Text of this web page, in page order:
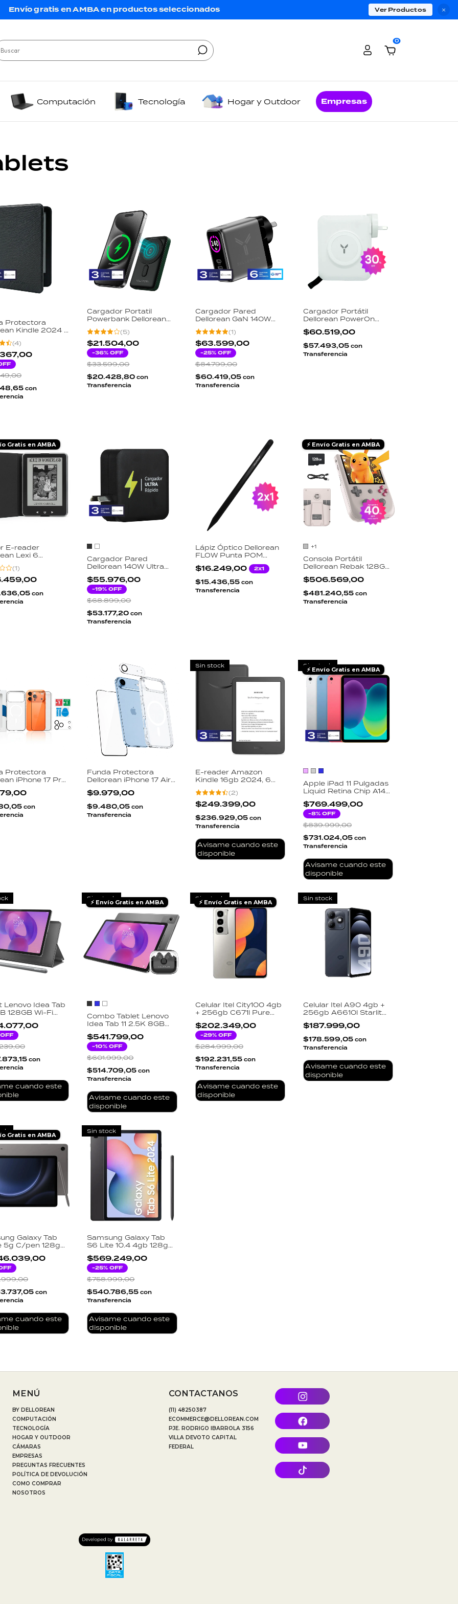
×
Envío gratis en AMBA en productos seleccionados Ver Productos
0
Computación Tecnología Hogar y Outdoor Empresas
Protectora
Kindle 2024 11
6 Pulgadas
Case Magnetica
Diseño
(4)
con
Cargador Portatil
Powerbank Dellorean
PowerOn 10000mAh
20W PD Magsafe
Carga Inalambrica Reloj
Display Digital USB-C
(5)
$21.504,00
-36% OFF
$33.599,00
$20.428,80con
Transferencia
Cargador Pared
Dellorean GaN 140W
Display LCD Macbook
Pro Notebook Gaming
3 Salidas USB-C USB-A
(1)
$63.599,00
-25% OFF
$84.799,00
$60.419,05 con
Transferencia
Cargador Portátil
Dellorean PowerOn
Travel 15000mAh 65W
4 en 1 Magsafe Enchufe
Rebatible Carga
Notebook USB-C
$60.519,00
$57.493,05 con
Transferencia
Gratis en AMBA
E-reader
Lexi 6
32GB
8.1 Pantalla
Luz Ajustable
Negro
(1)
con
Cargador Pared
Dellorean 140W Ultra
Rápido 4 Salidas USB-C
USB Macbook iPhone
Notebook
$55.976,00
-19% OFF
$68.899,00
$53.177,20con
Transferencia
Lápiz Óptico Dellorean
FLOW Punta POM
1.5mm Recargable
Universal Tablet
Smartphone iPhone
iPad
$16.249,00 2x1
$15.436,55 con
Transferencia
⚡ Envío Gratis en AMBA
+1
Consola Portátil
Dellorean Rebak 128GB
Android 12 Pantalla IPS
4 Pulgadas Unisoc T618
4GB RAM 5500mAh
$506.569,00
$481.240,55 con
Transferencia
Protectora
iPhone 17 Pro
1
Magsafe
Templado HD
de Camara
con
Funda Protectora
Dellorean iPhone 17 Air
3 en 1 Transparente
Magsafe Pro Antigolpes
Vidrio Templado HD y
Protector de Camara
$9.979,00
$9.480,05con
Transferencia
Sin stock
E-reader Amazon
Kindle 16gb 2024, 6
Pulgadas
(2)
$249.399,00
$236.929,05 con
Transferencia
Avisame cuando este
disponible
Sin stock
⚡ Envío Gratis en AMBA
Apple iPad 11 Pulgadas
Liquid Retina Chip A14
Bionic WiFi 128GB
Plateado Rosa Celeste
$769.499,00
-8% OFF
$839.999,00
$731.024,05 con
Transferencia
Avisame cuando este
disponible
Lenovo Idea Tab
128GB Wi-Fi
6300
Luna Grey
con
cuando este
Sin stock
⚡ Envío Gratis en AMBA
Combo Tablet Lenovo
Idea Tab 11 2.5K 8GB
128GB Lápiz +
Auriculares
Inalámbricos D-L01
$541.799,00
-10% OFF
$601.999,00
$514.709,05con
Transferencia
Avisame cuando este
disponible
Sin stock
⚡ Envío Gratis en AMBA
Celular Itel City100 4gb
+ 256gb C671l Pure
Titanium
$202.349,00
-29% OFF
$284.999,00
$192.231,55 con
Transferencia
Avisame cuando este
disponible
Sin stock
Celular Itel A90 4gb +
256gb A6610l Starlit
Black
$187.999,00
$178.599,05 con
Transferencia
Avisame cuando este
disponible
Gratis en AMBA
Galaxy Tab
5g C/pen 128gb
Sm-x518u
con
cuando este
Sin stock
Samsung Galaxy Tab
S6 Lite 10.4 4gb 128gb
Gris Oscuro C/pen
$569.249,00
-25% OFF
$758.999,00
$540.786,55con
Transferencia
Avisame cuando este
disponible
CONTACTANOS
(11) 48250387
ECOMMERCE@DELLOREAN.COM
PJE. RODRIGO IBARROLA 3156
VILLA DEVOTO CAPITAL
FEDERAL
MENÚ
BY DELLOREAN
COMPUTACIÓN
TECNOLOGÍA
HOGAR Y OUTDOOR
CÁMARAS
EMPRESAS
PREGUNTAS FRECUENTES
POLÍTICA DE DEVOLUCIÓN
COMO COMPRAR
NOSOTROS